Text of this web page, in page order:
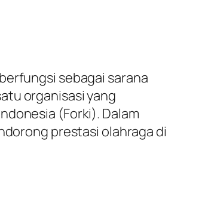
sebagai sarana
organisasi yang
(Forki). Dalam
prestasi olahraga di